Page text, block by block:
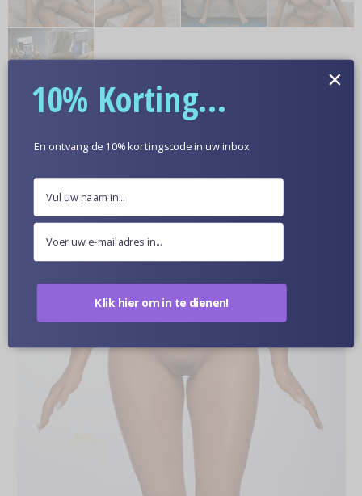
Optionele Huidskleur
Poppen Van Dichtbij
10% Korting...
En ontvang de 10% kortingscode in uw inbox.
Klik hier om in te dienen!
×